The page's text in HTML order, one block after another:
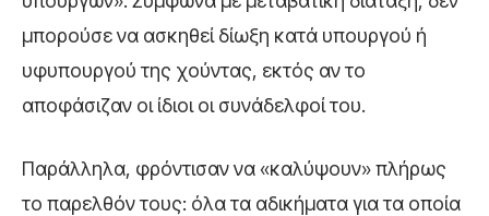
μπορούσε να ασκηθεί δίωξη κατά υπουργού ή
υφυπουργού της χούντας, εκτός αν το
αποφάσιζαν οι ίδιοι οι συνάδελφοί του.
Παράλληλα, φρόντισαν να «καλύψουν» πλήρως
το παρελθόν τους: όλα τα αδικήματα για τα οποία